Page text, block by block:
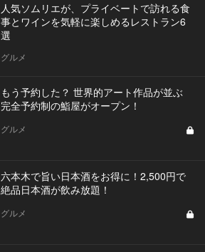
人気ソムリエが、プライベートで訪れる食
事とワインを気軽に楽しめるレストラン6
選
グルメ
もう予約した？ 世界的アート作品が並ぶ
完全予約制の鮨屋がオープン！
グルメ
六本木で旨い日本酒をお得に！2,500円で
絶品日本酒が飲み放題！
グルメ